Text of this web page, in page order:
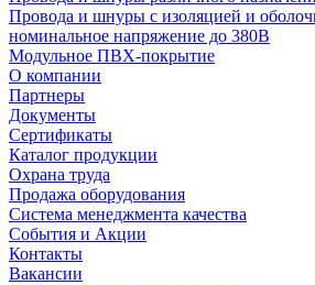
Провода и шнуры с изоляцией и
номинальное напряжение до 380В
Модульное ПВХ-покрытие
О компании
Партнеры
Документы
Сертификаты
Каталог продукции
Охрана труда
Продажа оборудования
Система менеджмента качества
События и Акции
Контакты
Вакансии